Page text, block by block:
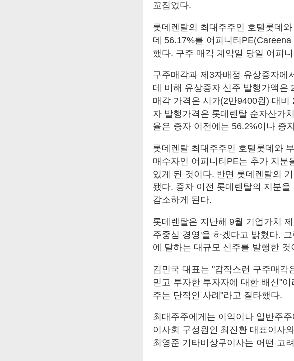
꼬집었다.
롯데렌탈의 최대주주인 호텔롯데
데 56.17%를 어피니티
했다. 구주 매각 계약일 당일 어피
구주매각과 제3자배정 유상증자에
데 비해 유상증자 신주 발행가액은
매각 가격은 시가(2만9400원) 대
자 발행가격은 롯데렌탈 순자산가
율은 증자 이전에는 56.2%이나 증
롯데렌탈 최대주주인 호텔롯데와
매수자인 어피니티PE는 추가 지분
있게 된 것이다. 반면 롯데렌탈의
됐다. 증자 이전 롯데렌탈의 지분
감소하게 된다.
롯데렌탈은 지난해 9월 기업가치
주중심 경영'을 하겠다고 밝혔다.
에 달하는 대규모 신주를 발행한 것
김민국 대표는 "갑작스런 구주매각
믿고 투자한 투자자에 대한 배신"
주는 단적인 사례"라고 질타했다.
최대주주에게는 이익이나 일반주
이사회 구성원인 최진환 대표이사
최영준 기타비상무이사는 어떤 고